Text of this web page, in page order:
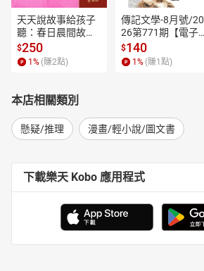
天天說故事給孩子
聽：春日晨間故事
【有聲書】
$250
1 % (賺2點)
傳記文學-8月號/20
26第771期【電子
書】
$140
1 % (賺1 點)
本店相關類別
懸疑/推理 漫畫/輕小說/圖文書
下載樂天 Kobo 應用程式